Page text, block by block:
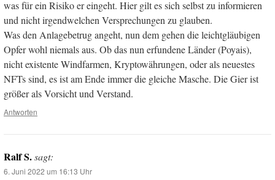
was für ein Risiko er eingeht. Hier gilt es sich selbst zu informieren
und nicht irgendwelchen Versprechungen zu glauben.
Was den Anlagebetrug angeht, nun dem gehen die leichtgläubigen
Opfer wohl niemals aus. Ob das nun erfundene Länder (Poyais),
nicht existente Windfarmen, Kryptowährungen, oder als neuestes
NFTs sind, es ist am Ende immer die gleiche Masche. Die Gier ist
größer als Vorsicht und Verstand.
Antworten
Ralf S.sagt:
6. Juni 2022 um 16:13 Uhr